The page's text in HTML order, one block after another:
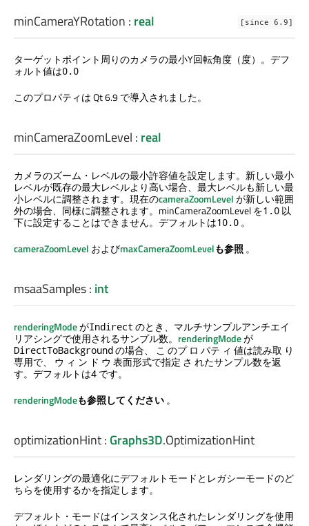
minCameraYRotation : real [since 6.9]
ターゲットポイント周りのカメラの最小Y回転角度（度）。デフ
ォルト値は0.0
このプロパティは Qt 6.9 で導入されました。
minCameraZoomLevel : real
カメラのズーム・レベルの最小許容値を設定します。新しい最小
レベルが既存の最大レベルより高い場合、最大レベルも新しい最
小レベルに調整されます。現在のcameraZoomLevelが新しい範囲
外の場合、同様に調整されます。minCameraZoomLevel を1.0 以
下に設定することはできません。デフォルトは10.0 。
cameraZoomLevel およびmaxCameraZoomLevelも参照 。
msaaSamples: int
renderingModeがIndirect のとき、マルチサンプルアンチエイ
リアシングで使用されるサンプル数。 renderingModeが
DirectToBackgroundの場合、 こ のプ ロ パテ ィ 値は読み取 り
専用で、 ウ ィ ン ド ウ 表面形式で指定 さ れたサンプル数を返
す。デフォルトは4 です。
renderingModeも参照してください。
optimizationHint: Graphs3D.OptimizationHint
レンダリングの最適化にデフォルトモードとレガシーモードのど
ちらを使用するかを指定します。
デフォルト・モードはインスタンス化されたレンダリングを使用